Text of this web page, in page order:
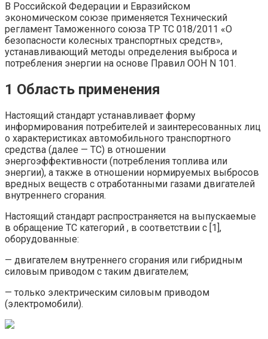
В Российской Федерации и Евразийском
экономическом союзе применяется Технический
регламент Таможенного союза ТР ТС 018/2011 «О
безопасности колесных транспортных средств»,
устанавливающий методы определения выброса и
потребления энергии на основе Правил ООН N 101.
1 Область применения
Настоящий стандарт устанавливает форму
информирования потребителей и заинтересованных лиц
о характеристиках автомобильного транспортного
средства (далее — ТС) в отношении
энергоэффективности (потребления топлива или
энергии), а также в отношении нормируемых выбросов
вредных веществ с отработанными газами двигателей
внутреннего сгорания.
Настоящий стандарт распространяется на выпускаемые
в обращение ТС категорий , в соответствии с [1],
оборудованные:
— двигателем внутреннего сгорания или гибридным
силовым приводом с таким двигателем;
— только электрическим силовым приводом
(электромобили).